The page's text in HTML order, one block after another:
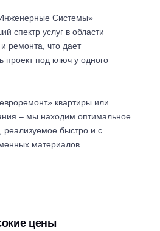
Системы»
спектр услуг в области
ремонта, что дает
проект под ключ у одного
квартиры или
– мы находим оптимальное
реализуемое быстро и с
материалов.
цены